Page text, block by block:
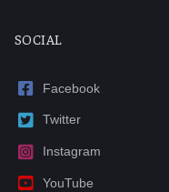
SOCIAL
Facebook
Twitter
Instagram
YouTube